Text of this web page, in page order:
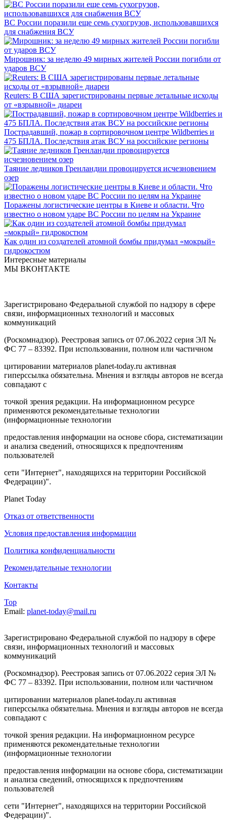
ВС России поразили еще семь сухогрузов, использовавшихся
для снабжения ВСУ
Мирошник: за неделю 49 мирных жителей России погибли от
ударов ВСУ
Reuters: В США зарегистрированы первые летальные исходы
от «взрывной» диареи
Пострадавший, пожар в сортировочном центре Wildberries и
475 БПЛА. Последствия атак ВСУ на российские регионы
Таяние ледников Гренландии провоцируется исчезновением
озер
Поражены логистические центры в Киеве и области. Что
известно о новом ударе ВС России по целям на Украине
Как один из создателей атомной бомбы придумал «мокрый»
гидрокостюм
Интересные материалы
МЫ ВКОНТАКТЕ
Зарегистрировано Федеральной службой по надзору в сфере
связи, информационных технологий и массовых
коммуникаций
(Роскомнадзор). Реестровая запись от 07.06.2022 серия ЭЛ №
ФС 77 – 83392. При использовании, полном или частичном
цитировании материалов planet-today.ru активная
гиперссылка обязательна. Мнения и взгляды авторов не всегда
совпадают с
точкой зрения редакции. На информационном ресурсе
применяются рекомендательные технологии
(информационные технологии
предоставления информации на основе сбора, систематизации
и анализа сведений, относящихся к предпочтениям
пользователей
сети "Интернет", находящихся на территории Российской
Федерации)".
Planet Today
Отказ от ответственности
Условия предоставления информации
Политика конфиденциальности
Рекомендательные технологии
Контакты
Top
Email: planet-today@mail.ru
Зарегистрировано Федеральной службой по надзору в сфере
связи, информационных технологий и массовых
коммуникаций
(Роскомнадзор). Реестровая запись от 07.06.2022 серия ЭЛ №
ФС 77 – 83392. При использовании, полном или частичном
цитировании материалов planet-today.ru активная
гиперссылка обязательна. Мнения и взгляды авторов не всегда
совпадают с
точкой зрения редакции. На информационном ресурсе
применяются рекомендательные технологии
(информационные технологии
предоставления информации на основе сбора, систематизации
и анализа сведений, относящихся к предпочтениям
пользователей
сети "Интернет", находящихся на территории Российской
Федерации)".